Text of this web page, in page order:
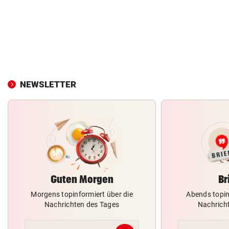
NEWSLETTER
Guten Morgen
Morgens topinformiert über die
Nachrichten des Tages
Abends